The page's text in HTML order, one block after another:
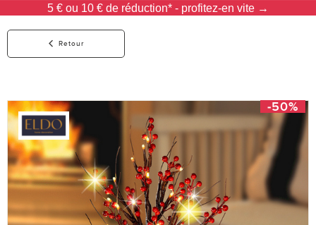
5 € ou 10 € de réduction* - profitez-en vite →
Retour
-50%